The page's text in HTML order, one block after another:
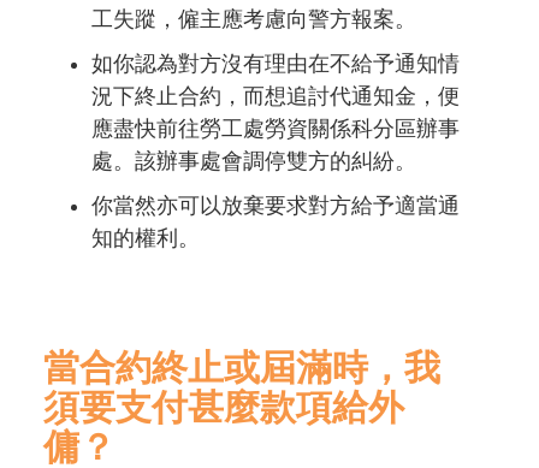
工失蹤，僱主應考慮向警方報案。
如你認為對方沒有理由在不給予通知情
況下終止合約，而想追討代通知金，便
應盡快前往勞工處勞資關係科分區辦事
處。該辦事處會調停雙方的糾紛。
你當然亦可以放棄要求對方給予適當通
知的權利。
當合約終止或屆滿時，我
須要支付甚麼款項給外
傭？